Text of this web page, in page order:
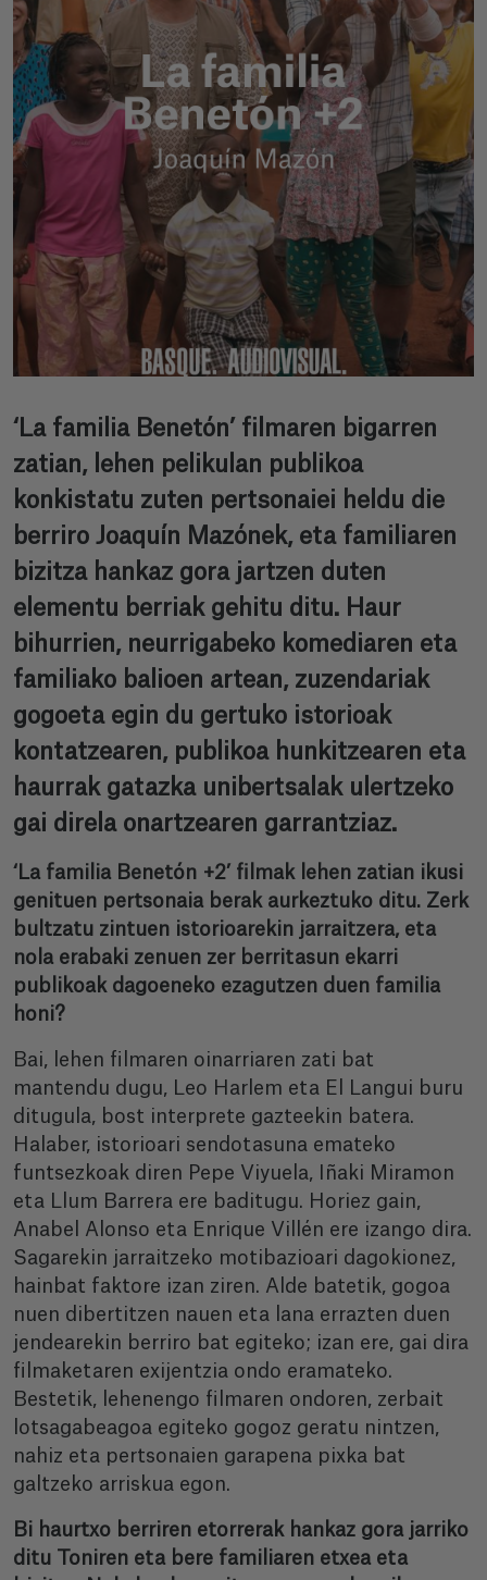
‘La familia Benetón’ filmaren bigarren
zatian, lehen pelikulan publikoa
konkistatu zuten pertsonaiei heldu die
berriro Joaquín Mazónek, eta familiaren
bizitza hankaz gora jartzen duten
elementu berriak gehitu ditu. Haur
bihurrien, neurrigabeko komediaren eta
familiako balioen artean, zuzendariak
gogoeta egin du gertuko istorioak
kontatzearen, publikoa hunkitzearen eta
haurrak gatazka unibertsalak ulertzeko
gai direla onartzearen garrantziaz.
‘La familia Benetón +2’ filmak lehen zatian ikusi
genituen pertsonaia berak aurkeztuko ditu. Zerk
bultzatu zintuen istorioarekin jarraitzera, eta
nola erabaki zenuen zer berritasun ekarri
publikoak dagoeneko ezagutzen duen familia
honi?
Bai, lehen filmaren oinarriaren zati bat
mantendu dugu, Leo Harlem eta El Langui buru
ditugula, bost interprete gazteekin batera.
Halaber, istorioari sendotasuna emateko
funtsezkoak diren Pepe Viyuela, Iñaki Miramon
eta Llum Barrera ere baditugu. Horiez gain,
Anabel Alonso eta Enrique Villén ere izango dira.
Sagarekin jarraitzeko motibazioari dagokionez,
hainbat faktore izan ziren. Alde batetik, gogoa
nuen dibertitzen nauen eta lana errazten duen
jendearekin berriro bat egiteko; izan ere, gai dira
filmaketaren exijentzia ondo eramateko.
Bestetik, lehenengo filmaren ondoren, zerbait
lotsagabeagoa egiteko gogoz geratu nintzen,
nahiz eta pertsonaien garapena pixka bat
galtzeko arriskua egon.
Bi haurtxo berriren etorrerak hankaz gora jarriko
ditu Toniren eta bere familiaren etxea eta